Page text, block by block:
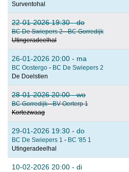
Surventohal
22-01-2026 19:30 - do
BC De Swiepers 2-BC Gorredijk
Utingeradeelhal
26-01-2026 20:00 - ma
BC Oostergo - BC De Swiepers 2
De Doelstien
28-01-2026 20:00 - wo
BC Gorredijk-BV Oerterp 1
Kortezwaag
29-01-2026 19:30 - do
BC De Swiepers 1 - BC '85 1
Utingeradeelhal
10-02-2026 20:00 - di